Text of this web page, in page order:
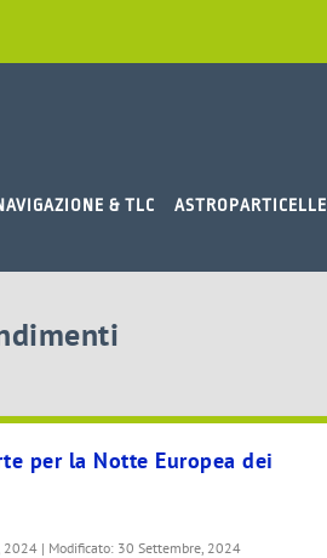
& TLC ASTROPARTICELLE
per la Notte Europea dei
2024 | Modificato: 30 Settembre, 2024